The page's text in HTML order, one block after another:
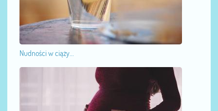
Nudności w ciąży...